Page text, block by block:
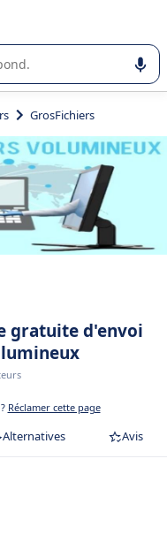
ou la sélection de
GrosFichiers
gratuite d'envoi
Réclamer cette page
Alternatives Avis